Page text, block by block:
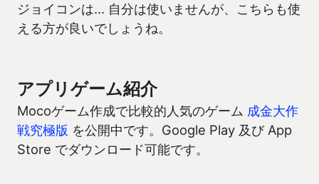
ジョイコンは… 自分は使いませんが、こちらも使
える方が良いでしょうね。
アプリゲーム紹介
Mocoゲーム作成で比較的人気のゲーム 成金大作
戦究極版 を公開中です。Google Play 及び App
Store でダウンロード可能です。